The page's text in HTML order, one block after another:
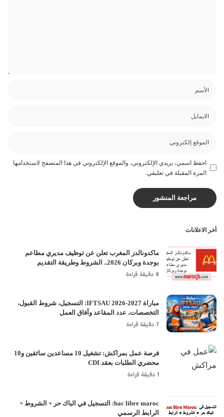
احفظ اسمي، بريدي الإلكتروني، والموقع الإلكتروني في هذا المتصفح لاستخدامها
المرة المقبلة في تعليقي.
آخر الاعلانات
ماكدونالدز المغرب تعلن عن توظيف مديري مطاعم
بوجدة وبركان 2026.. الشروط وطريقة التقديم
4 دقيقة قراءة
مباراة IFTSAU 2026-2027: التسجيل، شروط القبول،
التخصصات، عدد المقاعد وآفاق العمل
7 دقيقة قراءة
فرصة عمل بمراكش: تشغيل 10 مساعدين سائقين و10
محضري الطلبات بعقد CDI
1 دقيقة قراءة
bac libre maroc: التسجيل في الباك حر + الشروط +
الرابط الرسمي